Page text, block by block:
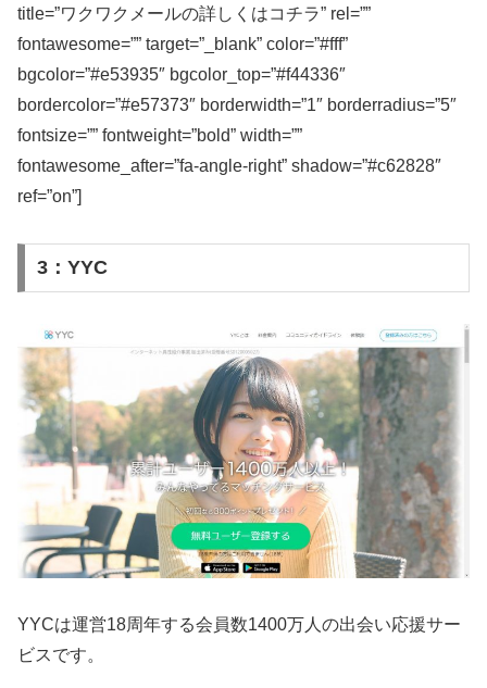
title=”ワクワクメールの詳しくはコチラ” rel=””
fontawesome=”” target=”_blank” color=”#fff”
bgcolor=”#e53935″ bgcolor_top=”#f44336″
bordercolor=”#e57373″ borderwidth=”1″ borderradius=”5″
fontsize=”” fontweight=”bold” width=””
fontawesome_after=”fa-angle-right” shadow=”#c62828″
ref=”on”]
3：YYC
YYCは運営18周年する会員数1400万人の出会い応援サー
ビスです。